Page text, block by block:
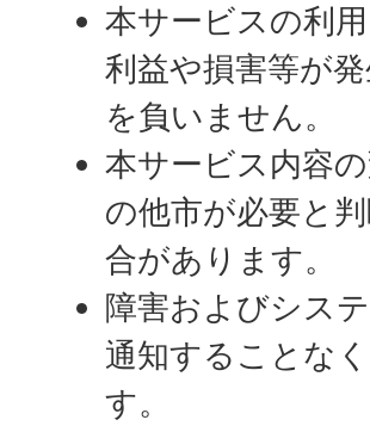
本サービスの利
利益や損害等が
を負いません。
本サービス内容
の他市が必要と
合があります。
障害およびシス
通知することな
す。